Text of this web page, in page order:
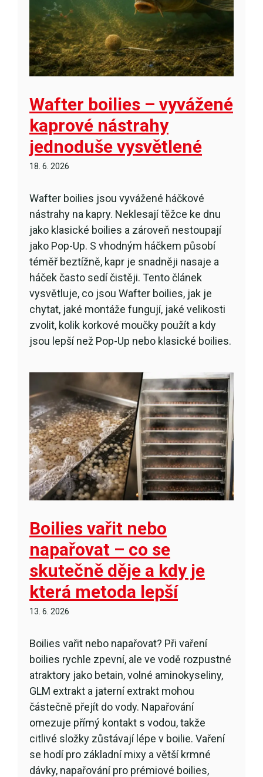
Wafter boilies – vyvážené
kaprové nástrahy
jednoduše vysvětlené
18. 6. 2026
Wafter boilies jsou vyvážené háčkové
nástrahy na kapry. Neklesají těžce ke dnu
jako klasické boilies a zároveň nestoupají
jako Pop-Up. S vhodným háčkem působí
téměř beztížně, kapr je snadněji nasaje a
háček často sedí čistěji. Tento článek
vysvětluje, co jsou Wafter boilies, jak je
chytat, jaké montáže fungují, jaké velikosti
zvolit, kolik korkové moučky použít a kdy
jsou lepší než Pop-Up nebo klasické boilies.
Boilies vařit nebo
napařovat – co se
skutečně děje a kdy je
která metoda lepší
13. 6. 2026
Boilies vařit nebo napařovat? Při vaření
boilies rychle zpevní, ale ve vodě rozpustné
atraktory jako betain, volné aminokyseliny,
GLM extrakt a jaterní extrakt mohou
částečně přejít do vody. Napařování
omezuje přímý kontakt s vodou, takže
citlivé složky zůstávají lépe v boilie. Vaření
se hodí pro základní mixy a větší krmné
dávky, napařování pro prémiové boilies,